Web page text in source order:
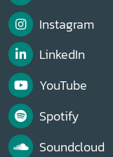
Instagram
LinkedIn
YouTube
Spotify
Soundcloud